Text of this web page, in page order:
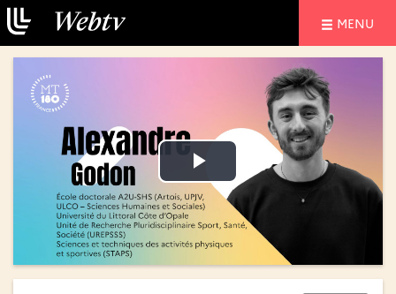
MENU
Lire
la
vidéo
Lire
la
vidéo